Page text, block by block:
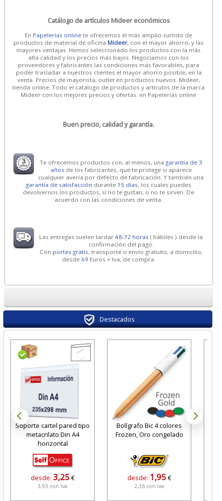
Catálogo de artículos Mideer económicos
En Papelerías online te ofrecemos el más amplio surtido de
productos de material de oficina Mideer, con el mayor ahorro, y las
mayores ventajas. Hemos seleccionado los productos con la más
alta calidad y los precios más bajos. Negociamos con los
proveedores y fabricantes las condiciones más favorables, para
poder trasladar a nuestros clientes el mayor ahorro posible, en la
venta. Precios de mayorista, outlet en productos nuevos. Mideer,
tienda online. Todo el catálogo de productos y artículos de la marca
Mideer con los mejores precios y ofertas. en Papelerías online
Buen precio, calidad y garantía.
Te ofrecemos productos con, al menos, una garantía de 3
años de los fabricantes, que te protege si aparece
cualquier avería por defecto de fabricación. Y también una
garantía de satisfacción durante 15 días, los cuales puedes
devolvernos los productos, si no te gustan, o no te sirven. De
acuerdo con las condiciones de venta.
Las entregas suelen tardar48-72 horas ( hábiles ) desde la
confirmación del pago.
Con portes gratis, transporte o envío gratuito, a domicilio,
desde 69 Euros + Iva, de compra.
Destacados
Soporte cartel pared tipo
metacrilato Din A4
horizontal
desde: 3,25 €
3,93 con Iva
Bolígrafo Bic 4 colores
Frozen, Oro congelado
desde: 1,95 €
2,36 con Iva